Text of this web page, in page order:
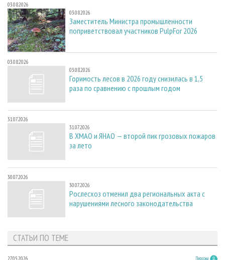
03.08.2026
03.08.2026
Заместитель Министра промышленности
поприветствовал участников PulpFor 2026
03.08.2026
03.08.2026
Горимость лесов в 2026 году снизилась в 1,5
раза по сравнению с прошлым годом
31.07.2026
31.07.2026
В ХМАО и ЯНАО — второй пик грозовых пожаров
за лето
30.07.2026
30.07.2026
Рослесхоз отменил два региональных акта с
нарушениями лесного законодательства
СТАТЬИ ПО ТЕМЕ
Персона